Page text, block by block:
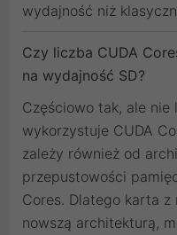
wydajność niż
Czy liczba CUDA
na wydajność SD?
Częściowo tak, ale
wykorzystuje CUDA
zależy również od
przepustowości
Cores. Dlatego karta
nowszą architekturą,